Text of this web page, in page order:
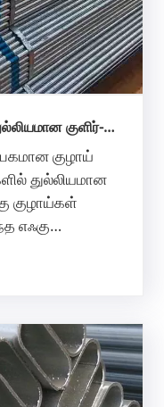
குளிர்-
ஏன் தேர்வு செய்ய
குழாய்
துல்லியமான
குழாய்கள்
எஃகு
இந்தக்